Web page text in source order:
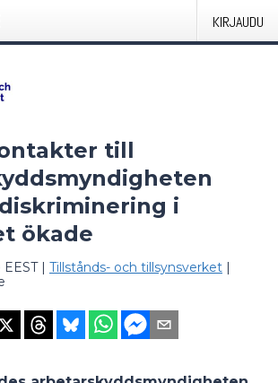
KIRJAUDU
till
i
ökade
EEST| Tillstånds- och tillsynsverket |